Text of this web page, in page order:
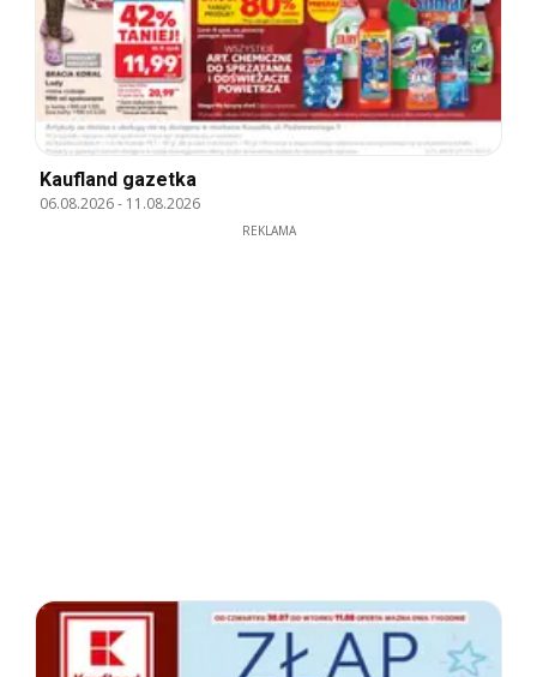
Kaufland gazetka
06.08.2026- 11.08.2026
REKLAMA